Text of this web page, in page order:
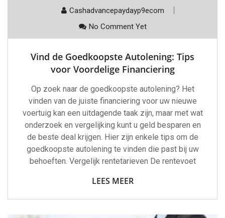
Cashadvancepaydayp9ecom
No Comment Yet
Vind de Goedkoopste Autolening: Tips
voor Voordelige Financiering
Op zoek naar de goedkoopste autolening? Het
vinden van de juiste financiering voor uw nieuwe
voertuig kan een uitdagende taak zijn, maar met wat
onderzoek en vergelijking kunt u geld besparen en
de beste deal krijgen. Hier zijn enkele tips om de
goedkoopste autolening te vinden die past bij uw
behoeften. Vergelijk rentetarieven De rentevoet
LEES MEER